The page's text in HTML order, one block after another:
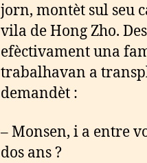
jorn, montèt sul seu
vila de Hong Zho.
efèctivament una
trabalhavan a
demandèt :
– Monsen, i a entre
dos ans ?